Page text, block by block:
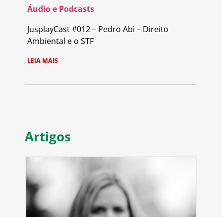
Áudio e Podcasts
JusplayCast #012 – Pedro Abi – Direito
Ambiental e o STF
LEIA MAIS
Artigos